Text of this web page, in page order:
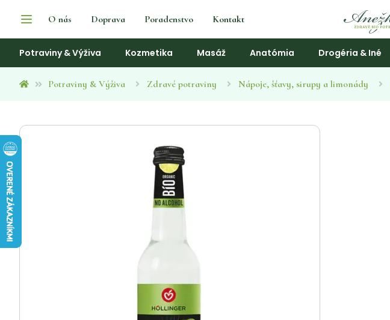
O nás Doprava Poradenstvo Kontakt
Potraviny & Výživa Kozmetika Masáž Anatómia Drogéria & Iné
Potraviny & Výživa Zdravé potraviny Nápoje, šťavy, sirupy a limonády